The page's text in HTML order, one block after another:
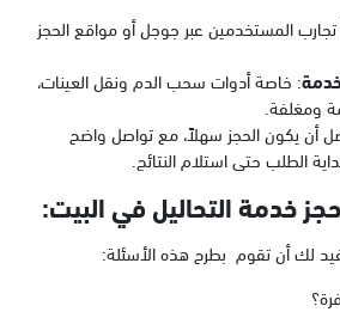
تجارب المستخدمين عبر جوجل أو مواقع الحجز
: خاصة أدوات سحب الدم ونقل العينات،
ومغلفة.
أن يكون الحجز سهلاً، مع تواصل واضح
الطلب حتى استلام النتائج.
خدمة التحاليل في البيت:
لك أن تقوم بطرح هذه الأسئلة: